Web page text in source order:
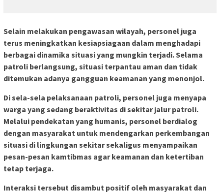
Selain melakukan pengawasan wilayah, personel juga
terus meningkatkan kesiapsiagaan dalam menghadapi
berbagai dinamika situasi yang mungkin terjadi. Selama
patroli berlangsung, situasi terpantau aman dan tidak
ditemukan adanya gangguan keamanan yang menonjol.
Di sela-sela pelaksanaan patroli, personel juga menyapa
warga yang sedang beraktivitas di sekitar jalur patroli.
Melalui pendekatan yang humanis, personel berdialog
dengan masyarakat untuk mendengarkan perkembangan
situasi di lingkungan sekitar sekaligus menyampaikan
pesan-pesan kamtibmas agar keamanan dan ketertiban
tetap terjaga.
Interaksi tersebut disambut positif oleh masyarakat dan